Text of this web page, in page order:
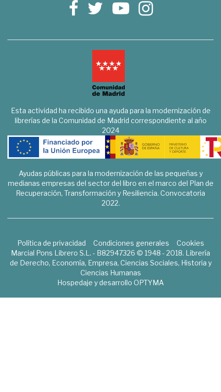
Esta actividad ha recibido una ayuda para la modernización de
librerías de la Comunidad de Madrid correspondiente al año
2024
Ayudas públicas para la modernización de las pequeñas y
medianas empresas del sector del libro en el marco del Plan de
Recuperación, Transformación y Resiliencia. Convocatoria
2022.
Política de privacidad Condiciones generales
Cookies
Marcial Pons Librero S.L. - B82947326 © 1948 - 2018. Librería
de Derecho, Economía, Empresa, Ciencias Sociales, Historia y
Ciencias Humanas
Hospedaje y desarrollo OPTYMA